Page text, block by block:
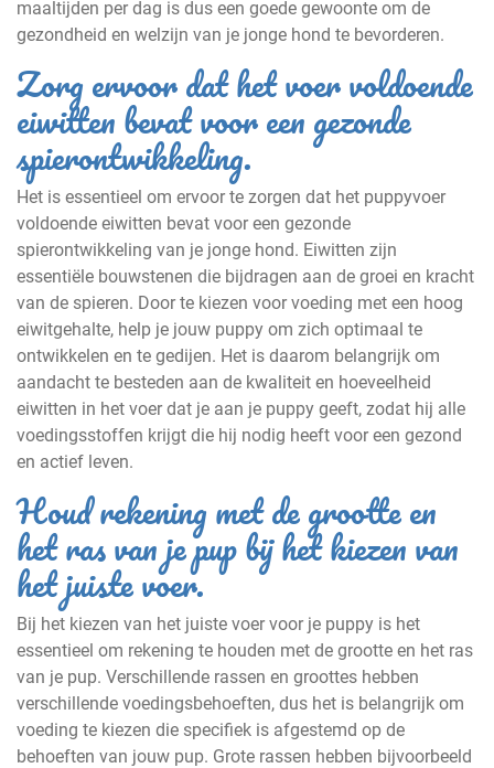
maaltijden per dag is dus een goede gewoonte om de
gezondheid en welzijn van je jonge hond te bevorderen.
Zorg ervoor dat het voer voldoende
eiwitten bevat voor een gezonde
spierontwikkeling.
Het is essentieel om ervoor te zorgen dat het puppyvoer
voldoende eiwitten bevat voor een gezonde
spierontwikkeling van je jonge hond. Eiwitten zijn
essentiële bouwstenen die bijdragen aan de groei en kracht
van de spieren. Door te kiezen voor voeding met een hoog
eiwitgehalte, help je jouw puppy om zich optimaal te
ontwikkelen en te gedijen. Het is daarom belangrijk om
aandacht te besteden aan de kwaliteit en hoeveelheid
eiwitten in het voer dat je aan je puppy geeft, zodat hij alle
voedingsstoffen krijgt die hij nodig heeft voor een gezond
en actief leven.
Houd rekening met de grootte en
het ras van je pup bij het kiezen van
het juiste voer.
Bij het kiezen van het juiste voer voor je puppy is het
essentieel om rekening te houden met de grootte en het ras
van je pup. Verschillende rassen en groottes hebben
verschillende voedingsbehoeften, dus het is belangrijk om
voeding te kiezen die specifiek is afgestemd op de
behoeften van jouw pup. Grote rassen hebben bijvoorbeeld